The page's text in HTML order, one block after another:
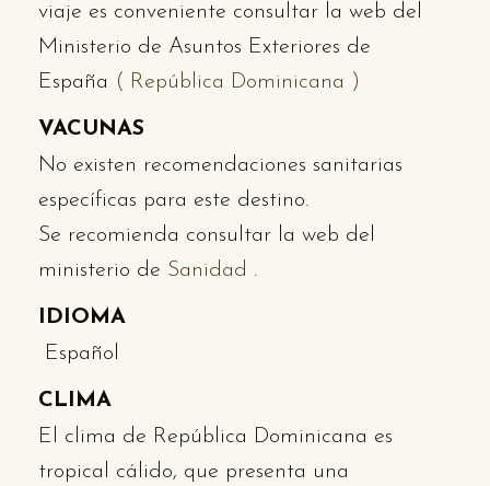
viaje es conveniente consultar la web del
Ministerio de Asuntos Exteriores de
España ( República Dominicana )
VACUNAS
No existen recomendaciones sanitarias
específicas para este destino.
Se recomienda consultar la web del
ministerio de Sanidad .
IDIOMA
Español
CLIMA
El clima de República Dominicana es
tropical cálido, que presenta una